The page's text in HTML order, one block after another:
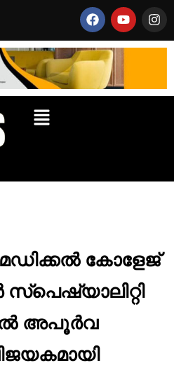
കോളേജ്
അപൂർവ